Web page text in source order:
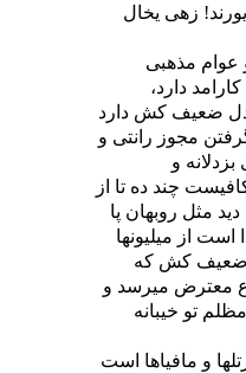
زهی یخال
عوام مذهبی
دارد،
ضعیف کش دارد
مجوز رانتی و
و
چند ده تا از
دید مثل روبهان پا
از میلیونها
ضعیف کش که
معترض میرسد و
تو خیبانه
و مافیاها است